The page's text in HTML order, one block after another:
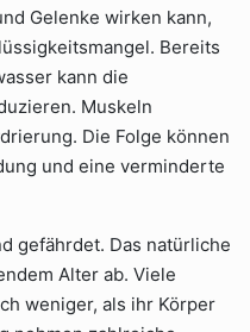
Gelenke wirken kann,
Bereits
kann die
Muskeln
Die Folge können
und eine verminderte
gefährdet. Das natürliche
Alter ab. Viele
weniger, als ihr Körper